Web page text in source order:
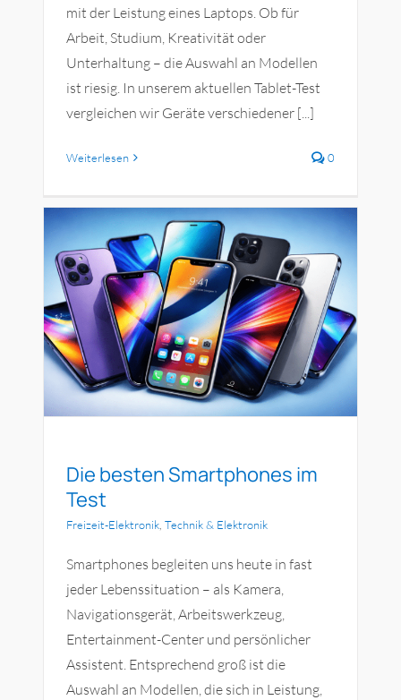
mit der Leistung eines Laptops. Ob für
Arbeit, Studium, Kreativität oder
Unterhaltung – die Auswahl an Modellen
ist riesig. In unserem aktuellen Tablet-Test
vergleichen wir Geräte verschiedener [...]
Weiterlesen 0
Die besten Smartphones im
Test
Freizeit-Elektronik, Technik & Elektronik
Smartphones begleiten uns heute in fast
jeder Lebenssituation – als Kamera,
Navigationsgerät, Arbeitswerkzeug,
Entertainment-Center und persönlicher
Assistent. Entsprechend groß ist die
Auswahl an Modellen, die sich in Leistung,